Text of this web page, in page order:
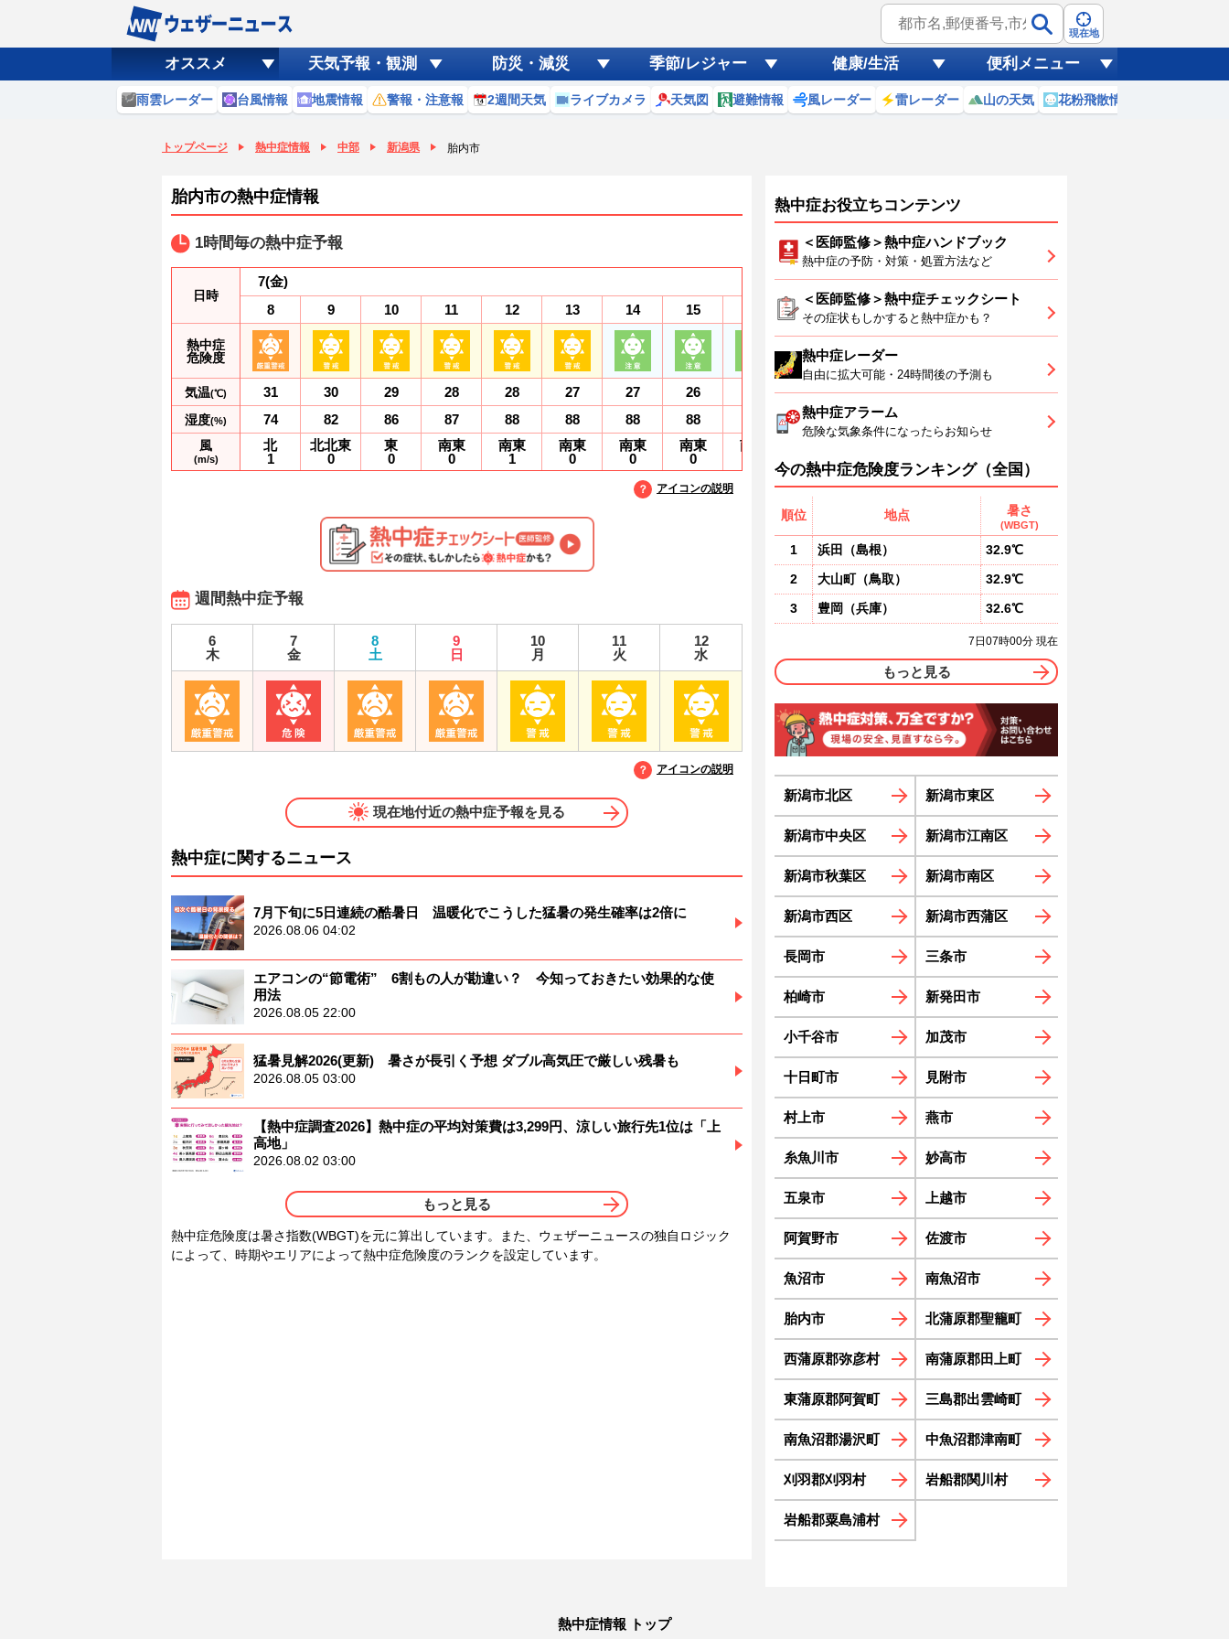
現在地
オススメ 天気予報・観測 防災・減災 季節/レジャー 健康/生活 便利メニュー
雨雲レーダー 台風情報 地震情報 警報・注意報 2週間天気 ライブカメラ 天気図 避難情報 風レーダー 雷レーダー 山の天気 花粉飛散情報
トップページ 熱中症情報 中部 新潟県 胎内市
胎内市の熱中症情報
1時間毎の熱中症予報
日時
熱中症
危険度
気温(℃)
湿度(%)
風
(m/s)
7(金)
8
31
74
北
1
9
30
82
北北東
0
10
29
86
東
0
11
28
87
南東
0
12
28
88
南東
1
13
27
88
南東
0
14
27
88
南東
0
15
26
88
南東
0
南東
17
26
90
0
18
25
90
0
19
25
25
21
25
88
アイコンの説明
週間熱中症予報
6
木
7
金
8
土
9
日
10
月
11
火
12
水
アイコンの説明
現在地付近の熱中症予報を見る
熱中症に関するニュース
7月下旬に5日連続の酷暑日 温暖化でこうした猛暑の発生確率は2倍に
2026.08.06 04:02
エアコンの“節電術” 6割もの人が勘違い？ 今知っておきたい効果的な使
用法
2026.08.05 22:00
猛暑見解2026(更新) 暑さが長引く予想 ダブル高気圧で厳しい残暑も
2026.08.05 03:00
【熱中症調査2026】熱中症の平均対策費は3,299円、涼しい旅行先1位は「上
高地」
2026.08.02 03:00
もっと見る
熱中症危険度は暑さ指数(WBGT)を元に算出しています。また、ウェザーニュースの独自ロジック
によって、時期やエリアによって熱中症危険度のランクを設定しています。
熱中症お役立ちコンテンツ
＜医師監修＞熱中症ハンドブック
熱中症の予防・対策・処置方法など
＜医師監修＞熱中症チェックシート
その症状もしかすると熱中症かも？
熱中症レーダー
自由に拡大可能・24時間後の予測も
熱中症アラーム
危険な気象条件になったらお知らせ
今の熱中症危険度ランキング（全国）
順位 地点 暑さ
(WBGT)
1 浜田 （島根）
32.9℃
2
大山町（鳥取）
32.9℃
3
豊岡 （兵庫） 32.6℃
7日07時00分 現在
もっと見る
新潟市北区 新潟市東区
新潟市中央区 新潟市江南区
新潟市秋葉区 新潟市南区
新潟市西区 新潟市西蒲区
長岡市 三条市
柏崎市 新発田市
小千谷市 加茂市
十日町市 見附市
村上市 燕市
糸魚川市 妙高市
五泉市 上越市
阿賀野市 佐渡市
魚沼市 南魚沼市
胎内市 北蒲原郡聖籠町
西蒲原郡弥彦村 南蒲原郡田上町
東蒲原郡阿賀町 三島郡出雲崎町
南魚沼郡湯沢町 中魚沼郡津南町
刈羽郡刈羽村 岩船郡関川村
岩船郡粟島浦村
熱中症情報 トップ